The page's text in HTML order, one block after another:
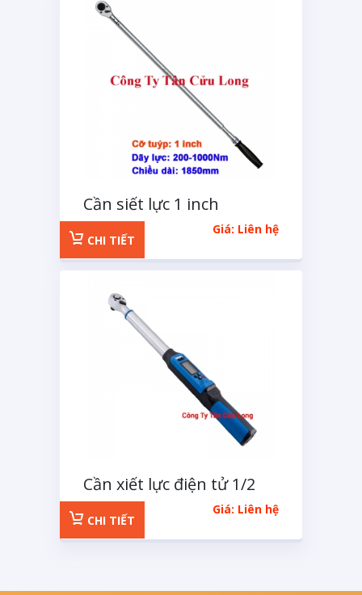
Cần siết lực 1 inch
Kingtony 200-1000Nm
Giá: Liên hệ
CHI TIẾT
Cần xiết lực điện tử 1/2
inch
Giá: Liên hệ
CHI TIẾT